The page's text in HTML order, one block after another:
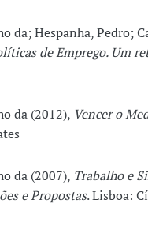
da; Hespanha, Pedro;
de Emprego. Um
da (2012), Vencer o
da (2007), Trabalho e
e Propostas. Lisboa: